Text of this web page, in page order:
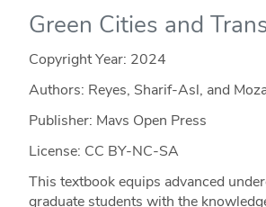
Green Cities and
Copyright Year: 2024
Authors: Reyes, Sharif-Asl, and
Publisher: Mavs Open Press
License: CC BY-NC-SA
This textbook equips advanced
graduate students with the